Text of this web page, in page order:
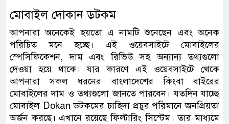
মোবাইল দোকান ডটকম
আপনারা অনেকেই হয়তো এ নামটি শুনেছেন এবং অনেক
পরিচিত মনে হচ্ছে। এই ওয়েবসাইটে মোবাইলের
স্পেসিফিকেশন, দাম এবং রিভিউ সহ অন্যান্য তথ্যগুলো
দেওয়া হয়ে থাকে। যার কারণে এই ওয়েবসাইটে থেকে
আপনারা সকল ধরনের বাংলাদেশের কিংবা বাইরের
মোবাইলের দাম ও তথ্যগুলো জানতে পারবেন। যতদিন যাচ্ছে
মোবাইল ‌Dokan ডটকমের চাহিদা প্রচুর পরিমানে জনপ্রিয়তা
অর্জন করছে। এখানে রয়েছে ফিল্টারিং সিস্টেম। তার মাধ্যমে